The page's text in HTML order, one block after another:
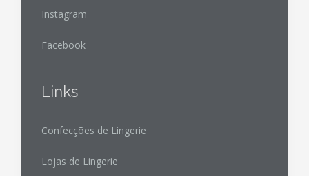
Instagram
Facebook
Links
Confecções de Lingerie
Lojas de Lingerie